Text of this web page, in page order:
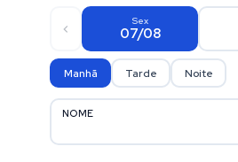
Sex
07/08
Manhã Tarde Noite
NOME